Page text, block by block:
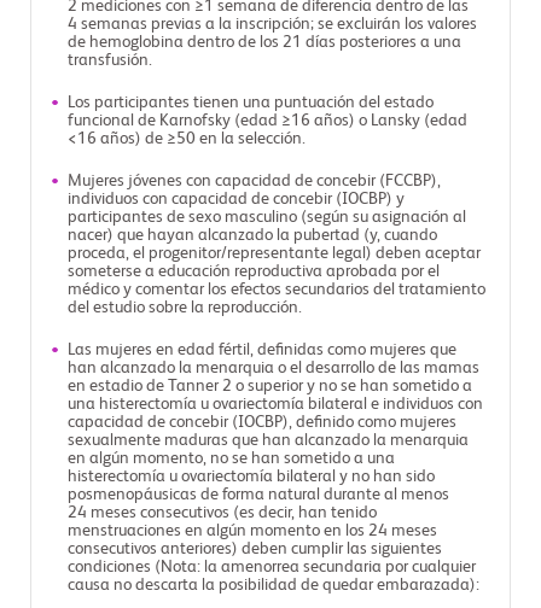
2 mediciones con ≥1 semana de diferencia dentro de las
4 semanas previas a la inscripción; se excluirán los valores
de hemoglobina dentro de los 21 días posteriores a una
transfusión.
Los participantes tienen una puntuación del estado
funcional de Karnofsky (edad ≥16 años) o Lansky (edad
<16 años) de ≥50 en la selección.
Mujeres jóvenes con capacidad de concebir (FCCBP),
individuos con capacidad de concebir (IOCBP) y
participantes de sexo masculino (según su asignación al
nacer) que hayan alcanzado la pubertad (y, cuando
proceda, el progenitor/representante legal) deben aceptar
someterse a educación reproductiva aprobada por el
médico y comentar los efectos secundarios del tratamiento
del estudio sobre la reproducción.
Las mujeres en edad fértil, definidas como mujeres que
han alcanzado la menarquia o el desarrollo de las mamas
en estadio de Tanner 2 o superior y no se han sometido a
una histerectomía u ovariectomía bilateral e individuos con
capacidad de concebir (IOCBP), definido como mujeres
sexualmente maduras que han alcanzado la menarquia
en algún momento, no se han sometido a una
histerectomía u ovariectomía bilateral y no han sido
posmenopáusicas de forma natural durante al menos
24 meses consecutivos (es decir, han tenido
menstruaciones en algún momento en los 24 meses
consecutivos anteriores) deben cumplir las siguientes
condiciones (Nota: la amenorrea secundaria por cualquier
causa no descarta la posibilidad de quedar embarazada):